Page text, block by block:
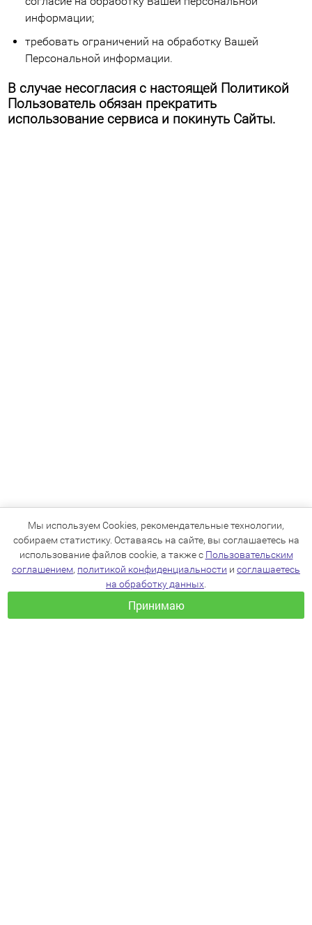
информации;
требовать ограничений на обработку Вашей
Персональной информации.
В случае несогласия с настоящей Политикой
Пользователь обязан прекратить
использование сервиса и покинуть Cайты.
Мы используем Cookies, рекомендательные технологии,
собираем статистику. Оставаясь на сайте, вы соглашаетесь на
использование файлов cookie, а также с Пользовательским
соглашением, политикой конфиденциальности и соглашаетесь
на обработку данных
Принимаю